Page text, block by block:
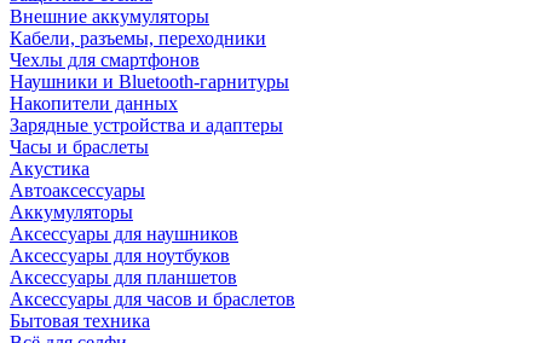
Внешние аккумуляторы
Кабели, разъемы, переходники
Чехлы для смартфонов
Наушники и Bluetooth-гарнитуры
Накопители данных
Зарядные устройства и адаптеры
Часы и браслеты
Акустика
Автоаксессуары
Аккумуляторы
Аксессуары для наушников
Аксессуары для ноутбуков
Аксессуары для планшетов
Аксессуары для часов и браслетов
Бытовая техника